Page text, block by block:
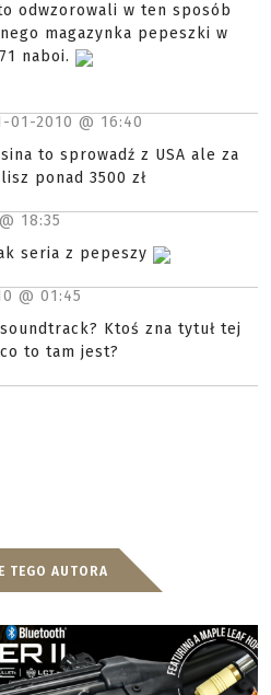
odwzorowali w ten sposób
magazynka pepeszki w
naboi.
01-2010 @ 16:40
to sprowadź z USA ale za
ponad 3500 zł
18:35
seria z pepeszy
@ 01:45
Ktoś zna tytuł tej
to tam jest?
TEGO AUTORA